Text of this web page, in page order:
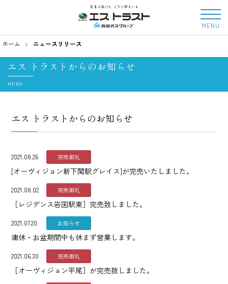
MENU
ホーム ニュースリリース
エス トラストからのお知らせ
NEWS
エス トラストからのお知らせ
2021.08.26 完売御礼
[オーヴィジョン新下関駅グレイス]が完売いたしました。
2021.08.02 完売御礼
［レジデンス岩国駅東］完売致しました。
2021.07.20 お知らせ
連休・お盆期間中も休まず営業します。
2021.06.30 完売御礼
［オーヴィジョン平尾］が完売致しました。